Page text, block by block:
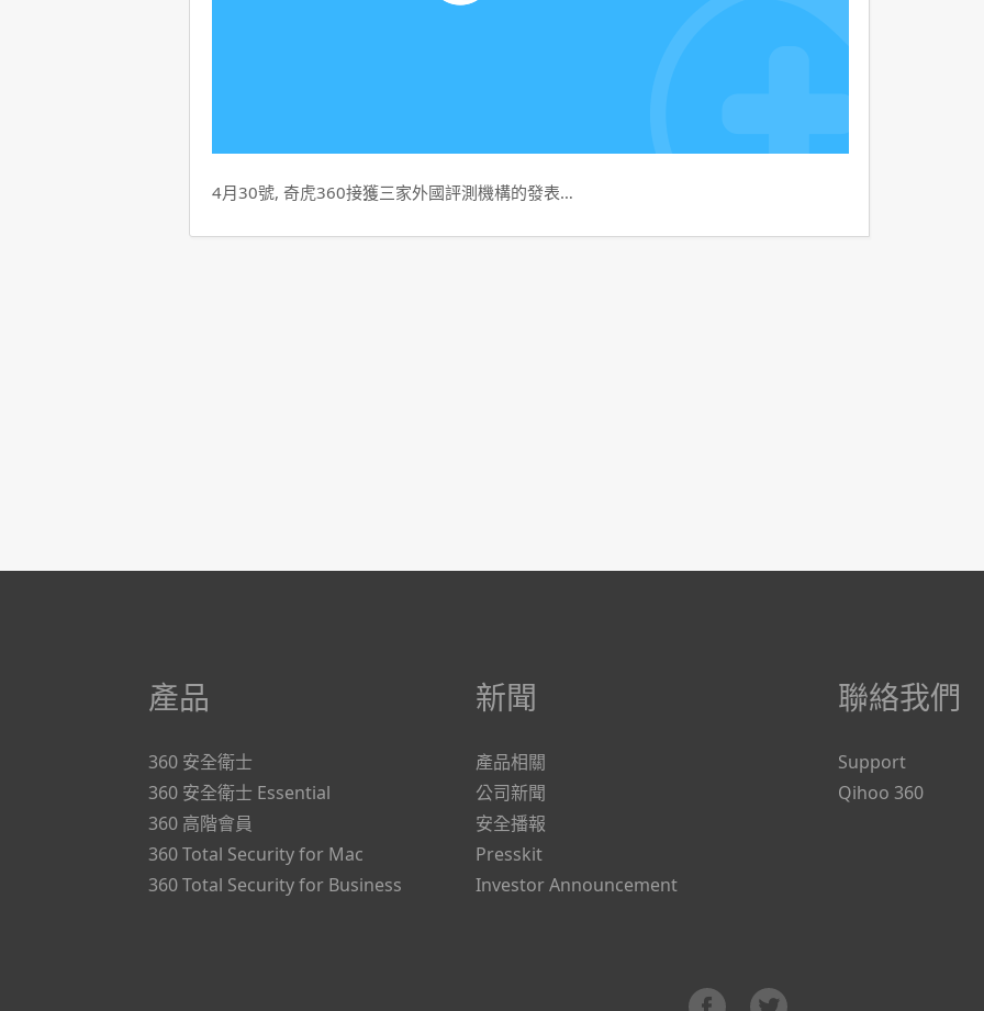
4月30號, 奇虎360接獲三家外國評測機構的發表…
產品
360 安全衛士
360 安全衛士 Essential
360 高階會員
360 Total Security for Mac
360 Total Security for Business
新聞
產品相關
公司新聞
安全播報
Presskit
Investor Announcement
聯絡我們
Support
Qihoo 360